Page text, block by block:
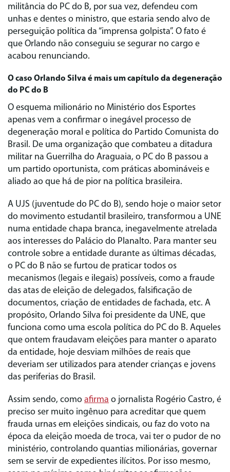
militância do PC do B, por sua vez, defendeu com
unhas e dentes o ministro, que estaria sendo alvo de
perseguição política da “imprensa golpista”. O fato é
que Orlando não conseguiu se segurar no cargo e
acabou renunciando.
O caso Orlando Silva é mais um capítulo da degeneração
do PC do B
O esquema milionário no Ministério dos Esportes
apenas vem a confirmar o inegável processo de
degeneração moral e política do Partido Comunista do
Brasil. De uma organização que combateu a ditadura
militar na Guerrilha do Araguaia, o PC do B passou a
um partido oportunista, com práticas abomináveis e
aliado ao que há de pior na política brasileira.
A UJS (juventude do PC do B), sendo hoje o maior setor
do movimento estudantil brasileiro, transformou a UNE
numa entidade chapa branca, inegavelmente atrelada
aos interesses do Palácio do Planalto. Para manter seu
controle sobre a entidade durante as últimas décadas,
o PC do B não se furtou de praticar todos os
mecanismos (legais e ilegais) possíveis, como a fraude
das atas de eleição de delegados, falsificação de
documentos, criação de entidades de fachada, etc. A
propósito, Orlando Silva foi presidente da UNE, que
funciona como uma escola política do PC do B. Aqueles
que ontem fraudavam eleições para manter o aparato
da entidade, hoje desviam milhões de reais que
deveriam ser utilizados para atender crianças e jovens
das periferias do Brasil.
Assim sendo, como afirma o jornalista Rogério Castro, é
preciso ser muito ingênuo para acreditar que quem
frauda urnas em eleições sindicais, ou faz do voto na
época da eleição moeda de troca, vai ter o pudor de no
ministério, controlando quantias milionárias, governar
sem se servir de expedientes ilícitos. Por isso mesmo,